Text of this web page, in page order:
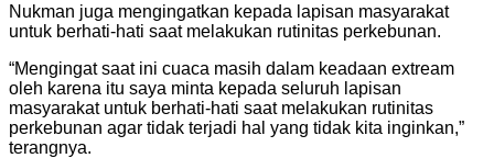
Nukman juga mengingatkan kepada lapisan masyarakat
untuk berhati-hati saat melakukan rutinitas perkebunan.
“Mengingat saat ini cuaca masih dalam keadaan extream
oleh karena itu saya minta kepada seluruh lapisan
masyarakat untuk berhati-hati saat melakukan rutinitas
perkebunan agar tidak terjadi hal yang tidak kita inginkan,”
terangnya.